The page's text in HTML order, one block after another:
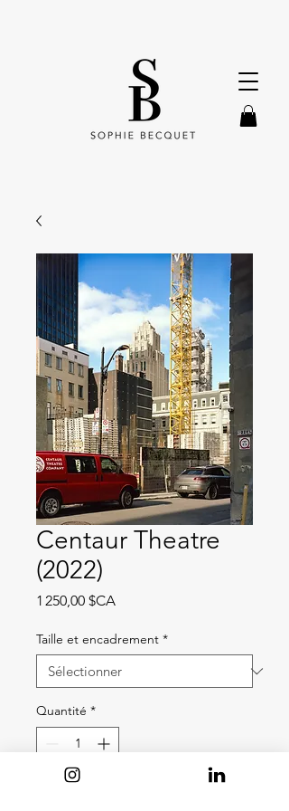
Centaur Theatre
(2022)
1 250,00 $CAPrix
Taille et encadrement *
Quantité *